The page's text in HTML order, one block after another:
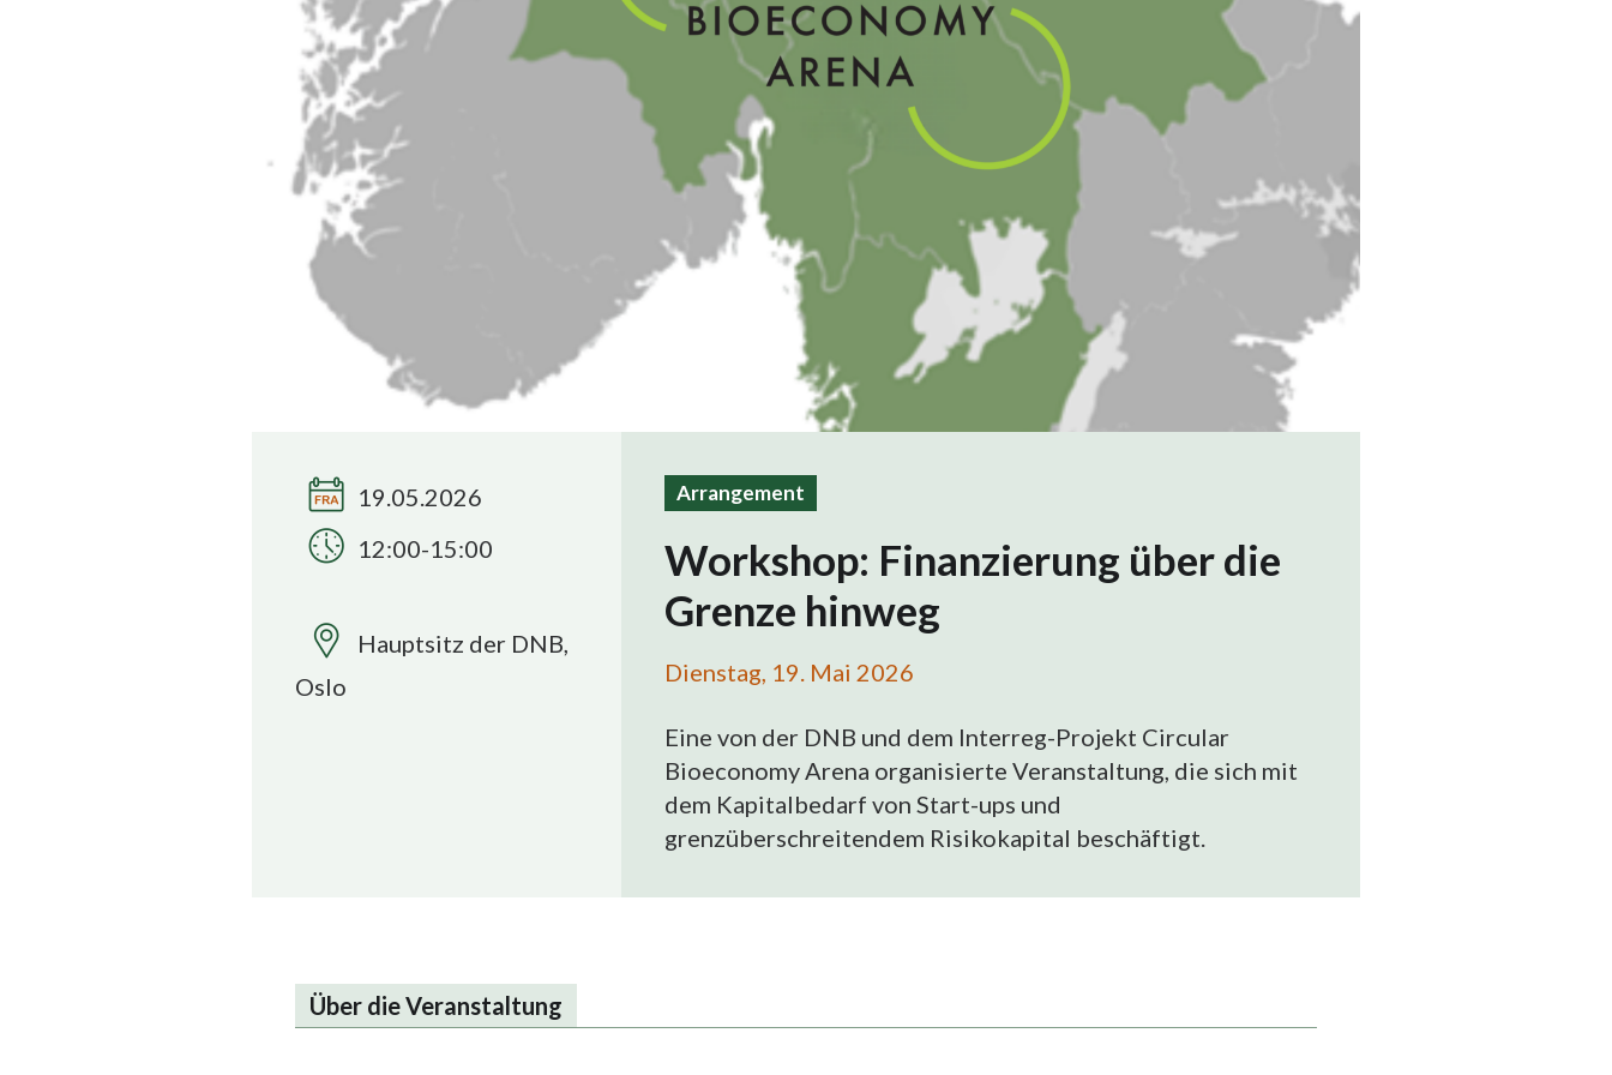
19.05.2026
12:00-15:00
Hauptsitz der DNB,
Oslo
Arrangement
Workshop: Finanzierung über die
Grenze hinweg
Dienstag, 19. Mai 2026
Eine von der DNB und dem Interreg-Projekt Circular
Bioeconomy Arena organisierte Veranstaltung, die sich mit
dem Kapitalbedarf von Start-ups und
grenzüberschreitendem Risikokapital beschäftigt.
Über die Veranstaltung